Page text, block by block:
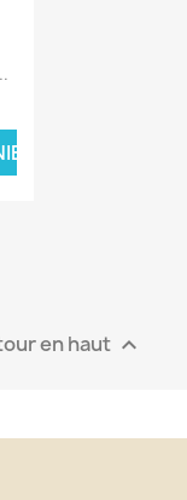
en haut 